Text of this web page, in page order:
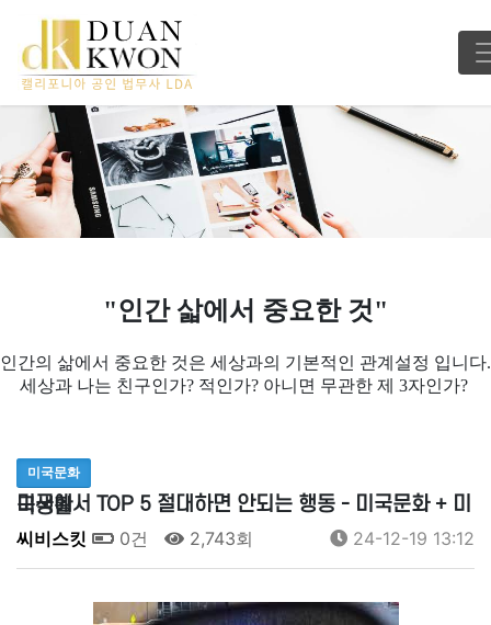
"인간 삷에서 중요한 것"
인간의 삶에서 중요한 것은 세상과의 기본적인 관계설정 입니다.
세상과 나는 친구인가? 적인가? 아니면 무관한 제 3자인가?
미국문화
미국에서 TOP 5 절대하면 안되는 행동 - 미국문화 + 미국생활
씨비스킷 0건 2,743회 24-12-19 13:12